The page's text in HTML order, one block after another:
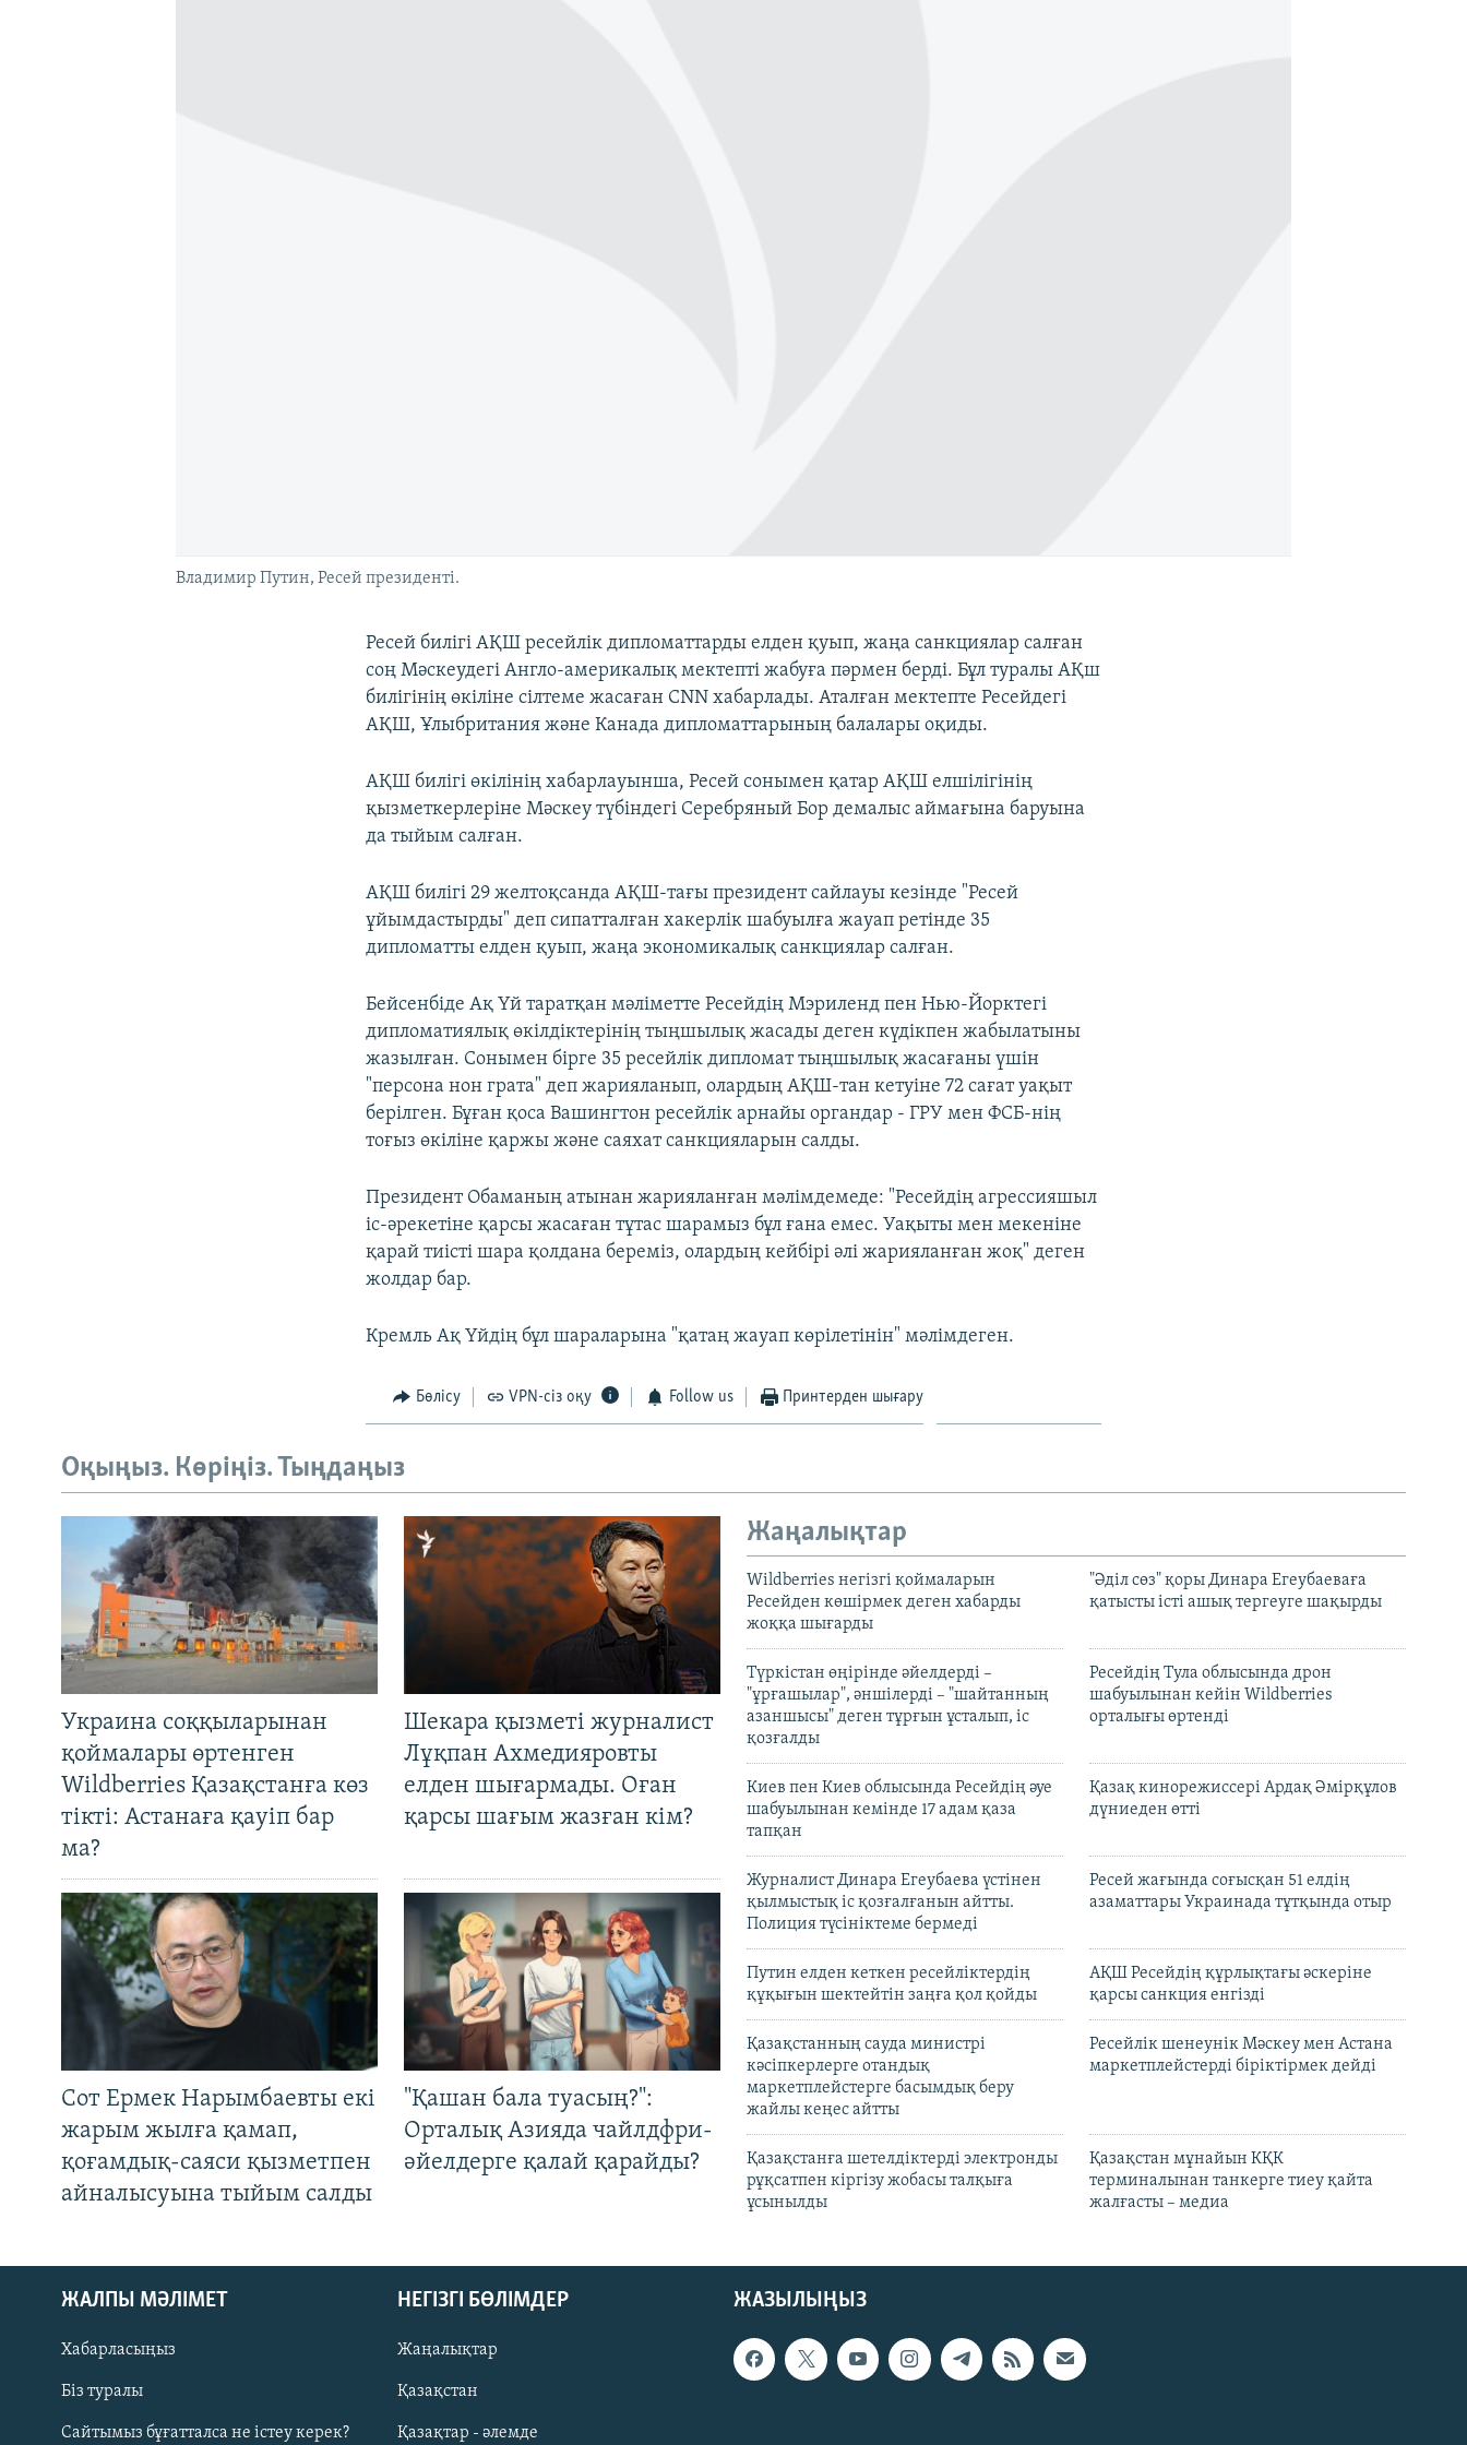
Русский
Владимир Путин, Ресей президенті.
Ресей билігі АҚШ ресейлік дипломаттарды елден қуып, жаңа санкциялар салған
соң Мәскеудегі Англо-америкалық мектепті жабуға пәрмен берді. Бұл туралы АҚш
билігінің өкіліне сілтеме жасаған CNN хабарлады. Аталған мектепте Ресейдегі
АҚШ, Ұлыбритания және Канада дипломаттарының балалары оқиды.
АҚШ билігі өкілінің хабарлауынша, Ресей сонымен қатар АҚШ елшілігінің
қызметкерлеріне Мәскеу түбіндегі Серебряный Бор демалыс аймағына баруына
да тыйым салған.
АҚШ билігі 29 желтоқсанда АҚШ-тағы президент сайлауы кезінде "Ресей
ұйымдастырды" деп сипатталған хакерлік шабуылға жауап ретінде 35
дипломатты елден қуып, жаңа экономикалық санкциялар салған.
Бейсенбіде Ақ Үй таратқан мәліметте Ресейдің Мэриленд пен Нью-Йорктегі
дипломатиялық өкілдіктерінің тыңшылық жасады деген күдікпен жабылатыны
жазылған. Сонымен бірге 35 ресейлік дипломат тыңшылық жасағаны үшін
"персона нон грата" деп жарияланып, олардың АҚШ-тан кетуіне 72 сағат уақыт
берілген. Бұған қоса Вашингтон ресейлік арнайы органдар - ГРУ мен ФСБ-нің
тоғыз өкіліне қаржы және саяхат санкцияларын салды.
Президент Обаманың атынан жарияланған мәлімдемеде: "Ресейдің агрессияшыл
іс-әрекетіне қарсы жасаған тұтас шарамыз бұл ғана емес. Уақыты мен мекеніне
қарай тиісті шара қолдана береміз, олардың кейбірі әлі жарияланған жоқ" деген
жолдар бар.
Кремль Ақ Үйдің бұл шараларына "қатаң жауап көрілетінін" мәлімдеген.
Бөлісу VPN-сіз оқу Follow us Принтерден шығару
Оқыңыз. Көріңіз. Тыңдаңыз
Украина соққыларынан
қоймалары өртенген
Wildberries Қазақстанға көз
тікті: Астанаға қауіп бар
ма?
Шекара қызметі журналист
Лұқпан Ахмедияровты
елден шығармады. Оған
қарсы шағым жазған кім?
Сот Ермек Нарымбаевты екі
жарым жылға қамап,
қоғамдық-саяси қызметпен
айналысуына тыйым салды
"Қашан бала туасың?":
Орталық Азияда чайлдфри-
әйелдерге қалай қарайды?
Жаңалықтар
Wildberries негізгі қоймаларын
Ресейден көшірмек деген хабарды
жоққа шығарды
"Әділ сөз" қоры Динара Егеубаеваға
қатысты істі ашық тергеуге шақырды
Түркістан өңірінде әйелдерді –
"ұрғашылар", әншілерді – "шайтанның
азаншысы" деген тұрғын ұсталып, іс
қозғалды
Ресейдің Тула облысында дрон
шабуылынан кейін Wildberries
орталығы өртенді
Киев пен Киев облысында Ресейдің әуе
шабуылынан кемінде 17 адам қаза
тапқан
Қазақ кинорежиссері Ардақ Әмірқұлов
дүниеден өтті
Журналист Динара Егеубаева үстінен
қылмыстық іс қозғалғанын айтты.
Полиция түсініктеме бермеді
Ресей жағында соғысқан 51 елдің
азаматтары Украинада тұтқында отыр
Путин елден кеткен ресейліктердің
құқығын шектейтін заңға қол қойды
АҚШ Ресейдің құрлықтағы әскеріне
қарсы санкция енгізді
Қазақстанның сауда министрі
кәсіпкерлерге отандық
маркетплейстерге басымдық беру
жайлы кеңес айтты
Ресейлік шенеунік Мәскеу мен Астана
маркетплейстерді біріктірмек дейді
Қазақстанға шетелдіктерді электронды
рұқсатпен кіргізу жобасы талқыға
ұсынылды
Қазақстан мұнайын КҚК
терминалынан танкерге тиеу қайта
жалғасты – медиа
ЖАЗЫЛЫҢЫЗ
ЖАЛПЫ МӘЛІМЕТ
Хабарласыңыз
Біз туралы
Сайтымыз бұғатталса не істеу керек?
НЕГІЗГІ БӨЛІМДЕР
Жаңалықтар
Қазақстан
Қазақтар - әлемде